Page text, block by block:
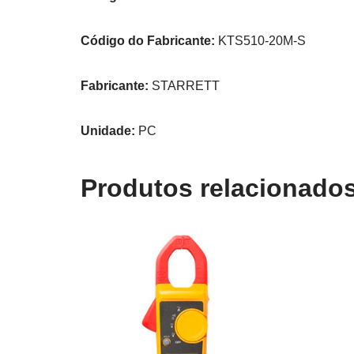
Código do Fabricante: KTS510-20M-S
Fabricante: STARRETT
Unidade: PC
Produtos